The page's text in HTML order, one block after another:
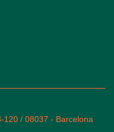
120 / 08037 - Barcelona